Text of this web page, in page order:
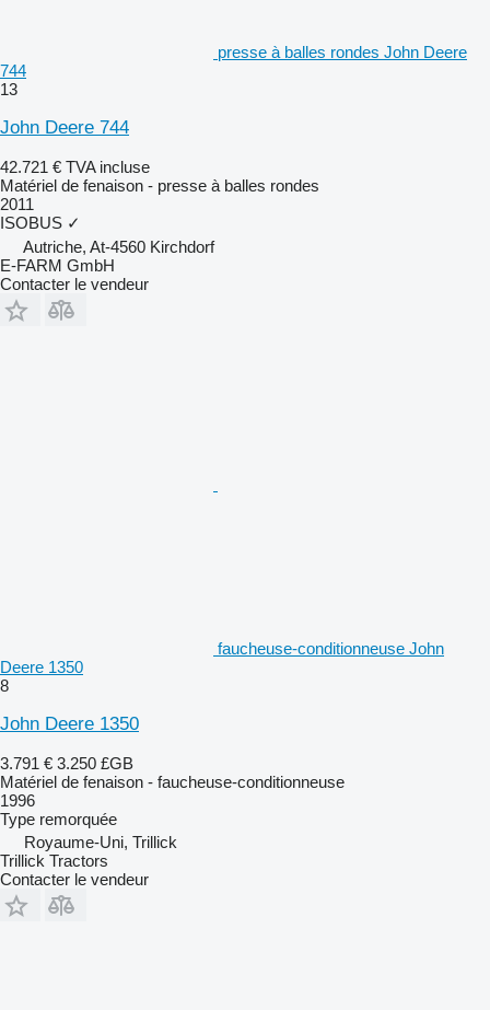
presse à balles rondes John Deere
744
13
John Deere 744
42.721 € TVA incluse
Matériel de fenaison - presse à balles rondes
2011
ISOBUS ✓
Autriche, At-4560 Kirchdorf
E-FARM GmbH
Contacter le vendeur
faucheuse-conditionneuse John
Deere 1350
8
John Deere 1350
3.791 € 3.250 £GB
Matériel de fenaison - faucheuse-conditionneuse
1996
Type remorquée
Royaume-Uni, Trillick
Trillick Tractors
Contacter le vendeur